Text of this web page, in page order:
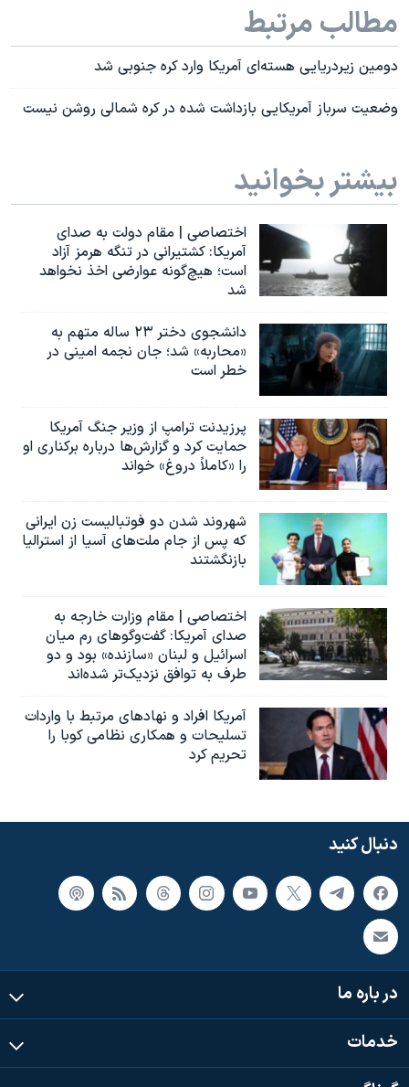
مطالب مرتبط
دومین زیردریایی هسته‌ای آمریکا وارد کره جنوبی شد
وضعیت سرباز آمریکایی بازداشت شده در کره شمالی روشن نیست
بیشتر بخوانید
اختصاصی | مقام دولت به صدای
آمریکا: کشتیرانی در تنگه هرمز آزاد
است؛ هیچ‌گونه عوارضی اخذ نخواهد
شد
دانشجوی دختر ۲۳ ساله متهم به
«محاربه» شد؛ جان نجمه امینی در
خطر است
پرزیدنت ترامپ از وزیر جنگ آمریکا
حمایت کرد و گزارش‌ها درباره برکناری او
را «کاملاً دروغ» خواند
شهروند شدن دو فوتبالیست زن ایرانی
که پس از جام ملت‌های آسیا از استرالیا
بازنگشتند
اختصاصی | مقام وزارت خارجه به
صدای آمریکا: گفت‌وگوهای رم میان
اسرائیل و لبنان «سازنده» بود و دو
طرف به توافق نزدیک‌تر شده‌اند
آمریکا افراد و نهادهای مرتبط با واردات
تسلیحات و همکاری نظامی کوبا را
تحریم کرد
دنبال کنید
در باره ما
خدمات